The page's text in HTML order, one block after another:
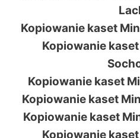
Kopiowanie kaset
Kopiowanie
Kopiowanie kaset
Kopiowanie kaset
Kopiowanie kaset
Kopiowanie